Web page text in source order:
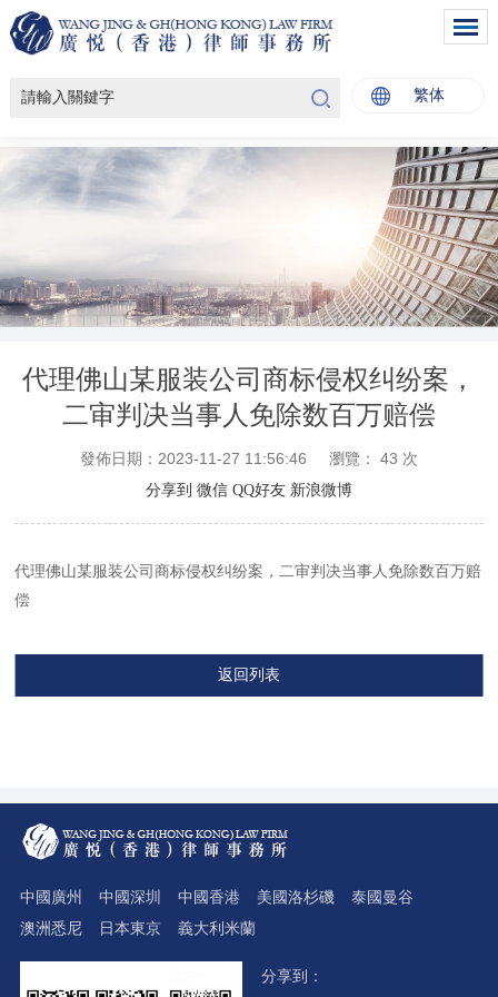
繁体
代理佛山某服装公司商标侵权纠纷案，
二审判决当事人免除数百万赔偿
發佈日期：2023-11-27 11:56:46 瀏覽： 43 次
分享到 微信 QQ好友 新浪微博
代理佛山某服装公司商标侵权纠纷案，二审判决当事人免除数百万赔
偿
返回列表
中國廣州 中國深圳 中國香港 美國洛杉磯
泰國曼谷
澳洲悉尼
日本東京 義大利米蘭
分享到：